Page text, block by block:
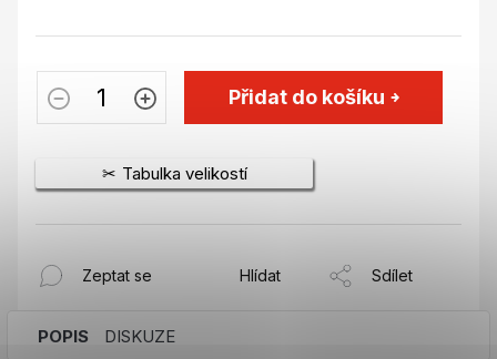
Přidat do košíku
Tabulka velikostí
Zeptat se Hlídat Sdílet
POPIS DISKUZE